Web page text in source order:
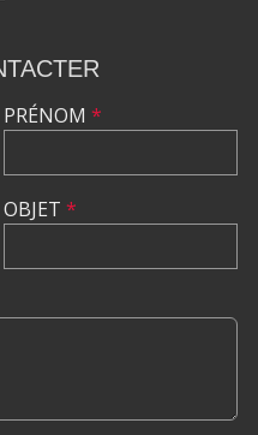
PRÉNOM *
OBJET *